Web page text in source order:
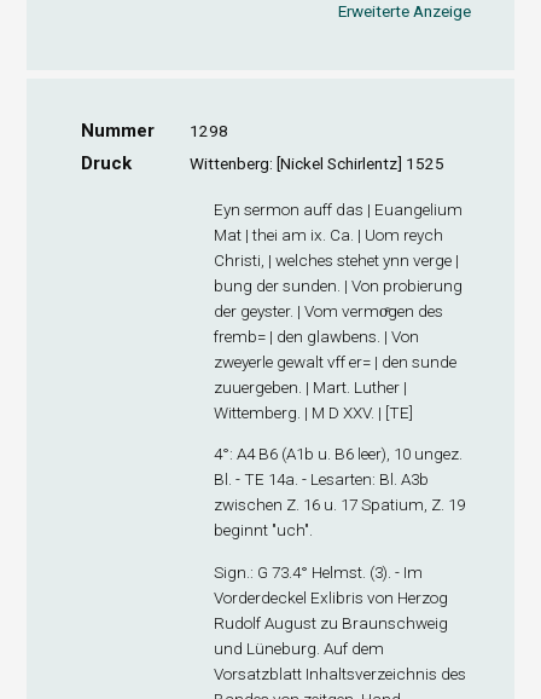
Erweiterte Anzeige
Nummer 1298
Druck Wittenberg: [Nickel Schirlentz] 1525
Eyn sermon auff das | Euangelium
Mat | thei am ix. Ca. | Uom reych
Christi, | welches stehet ynn verge |
bung der sunden. | Von probierung
der geyster. | Vom vermoͤgen des
fremb= | den glawbens. | Von
zweyerle gewalt vff er= | den sunde
zuuergeben. | Mart. Luther |
Wittemberg. | M D XXV. | [TE]
4°: A4B6 (A1b u. B6 leer), 10 ungez.
Bl. - TE 14a. - Lesarten: Bl. A3b
zwischen Z. 16 u. 17 Spatium, Z. 19
beginnt "uch".
Sign .: G 73.4° Helmst. (3). - Im
Vorderdeckel Exlibris von Herzog
Rudolf August zu Braunschweig
und Lüneburg. Auf dem
Vorsatzblatt Inhaltsverzeichnis des